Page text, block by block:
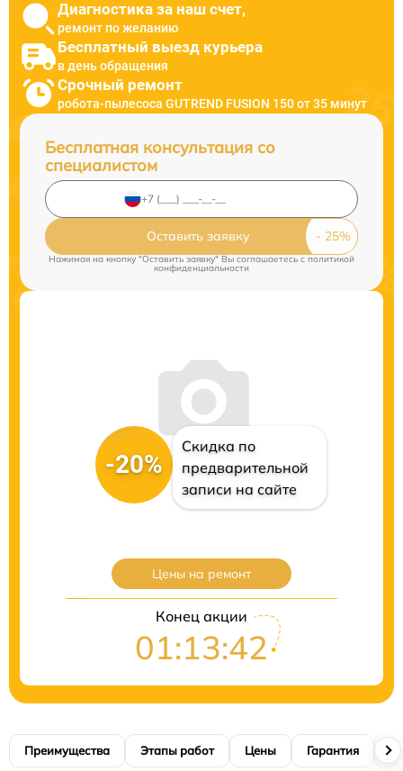
Диагностика за наш счет,
ремонт по желанию
Бесплатный выезд курьера
в день обращения
Срочный ремонт
робота-пылесоса GUTREND FUSION 150 от 35 минут
Бесплатная консультация со
специалистом
Оставить заявку
Нажимая на кнопку "Оставить заявку" Вы соглашаетесь cполитикой
конфиденциальности
-20%
Скидка по
предварительной
записи на сайте
Цены на ремонт
Конец акции
01:13:41
Преимущества Этапы работ Цены Гарантия